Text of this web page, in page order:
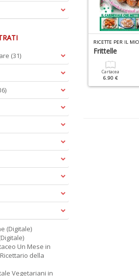
IN CUCINA SPECIALE N.2
Ricettario Della
€
Digitale
3.90 €
Frittelle
Cartacea
6.90 €
(31)
(Digitale)
Un Mese in
della
Vegetariani in